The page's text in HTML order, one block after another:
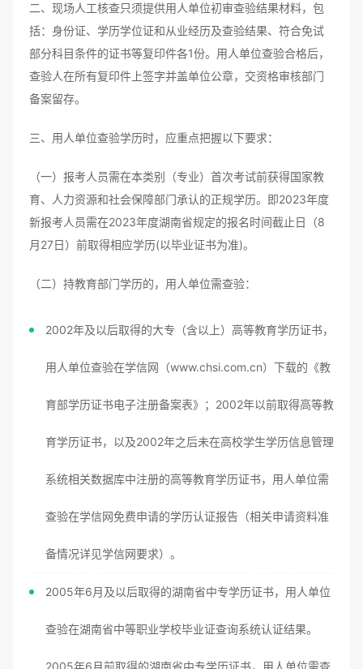
二、现场人工核查只须提供用人单位初审查验结果材料，包
括：身份证、学历学位证和从业经历及查验结果、符合免试
部分科目条件的证书等复印件各1份。用人单位查验合格后，
查验人在所有复印件上签字并盖单位公章，交资格审核部门
备案留存。
三、用人单位查验学历时，应重点把握以下要求：
（一）报考人员需在本类别（专业）首次考试前获得国家教
育、人力资源和社会保障部门承认的正规学历。即2023年度
新报考人员需在2023年度湖南省规定的报名时间截止日（8
月27日）前取得相应学历(以毕业证书为准)。
（二）持教育部门学历的，用人单位需查验：
2002年及以后取得的大专（含以上）高等教育学历证书，
用人单位查验在学信网（www.chsi.com.cn）下载的《教
育部学历证书电子注册备案表》；2002年以前取得高等教
育学历证书，以及2002年之后未在高校学生学历信息管理
系统相关数据库中注册的高等教育学历证书，用人单位需
查验在学信网免费申请的学历认证报告（相关申请资料准
备情况详见学信网要求）。
2005年6月及以后取得的湖南省中专学历证书，用人单位
查验在湖南省中等职业学校毕业证查询系统认证结果。
2005年6月前取得的湖南省中专学历证书，用人单位需查